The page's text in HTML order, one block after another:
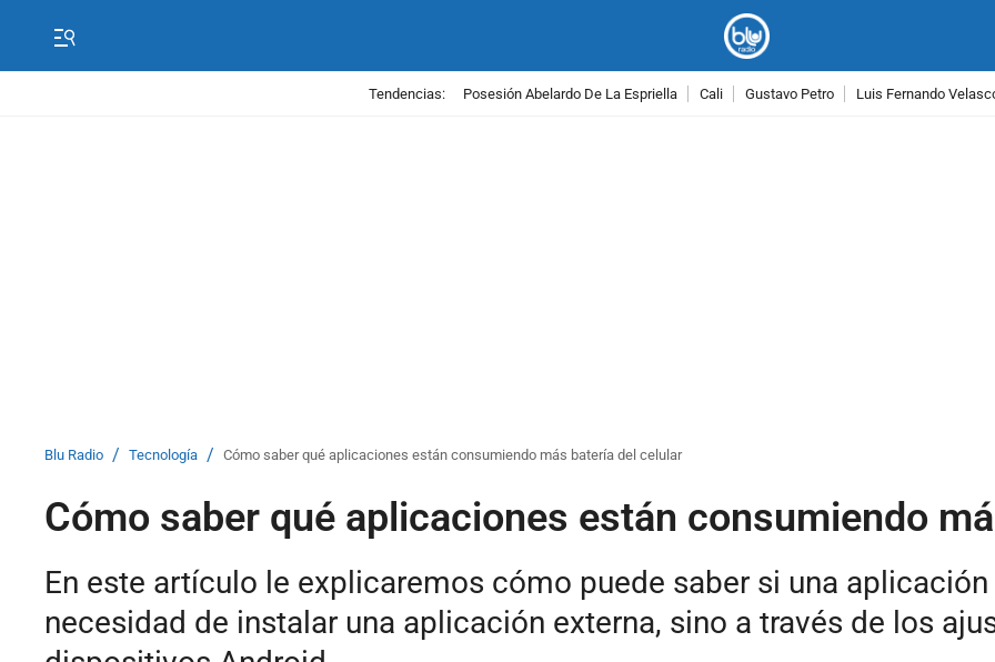
Tendencias: Posesión Abelardo De La Espriella Cali Gustavo Petro Luis Fernando
Blu Radio / Tecnología / Cómo saber qué aplicaciones están consumiendo más batería del celular
Cómo saber qué aplicaciones están consumiendo
En este artículo le explicaremos cómo puede saber si una
necesidad de instalar una aplicación externa, sino a través de los